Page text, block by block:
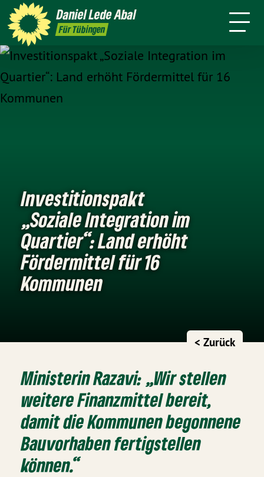
DanielLede Abal
Für Tübingen
Presse Pressebilder Kontakt
mich
Investitionspakt
„Soziale Integration im
Quartier“: Land erhöht
Fördermittel für 16
Kommunen
< Zurück
Ministerin Razavi: „Wir stellen
weitere Finanzmittel bereit,
damit die Kommunen begonnene
Bauvorhaben fertigstellen
können.“